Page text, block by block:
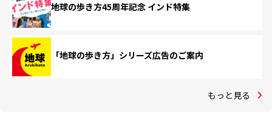
地球の歩き方45周年記念 インド特集
「地球の歩き方」シリーズ広告のご案内
もっと見る